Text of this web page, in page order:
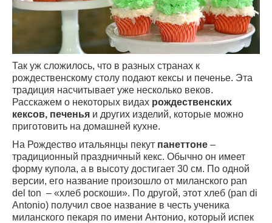
Так уж сложилось, что в разных странах к
рождественскому столу подают кексы и печенье. Эта
традиция насчитывает уже несколько веков.
Расскажем о некоторых видах рождественских
кексов, печенья и других изделий, которые можно
приготовить на домашней кухне.
На Рождество итальянцы пекут панеттоне –
традиционный праздничный кекс. Обычно он имеет
форму купола, а в высоту достигает 30 см. По одной
версии, его название произошло от миланского pan
del ton – «хлеб роскоши». По другой, этот хлеб (pan di
Antonio) получил свое название в честь ученика
миланского пекаря по имени Антонио, который испек